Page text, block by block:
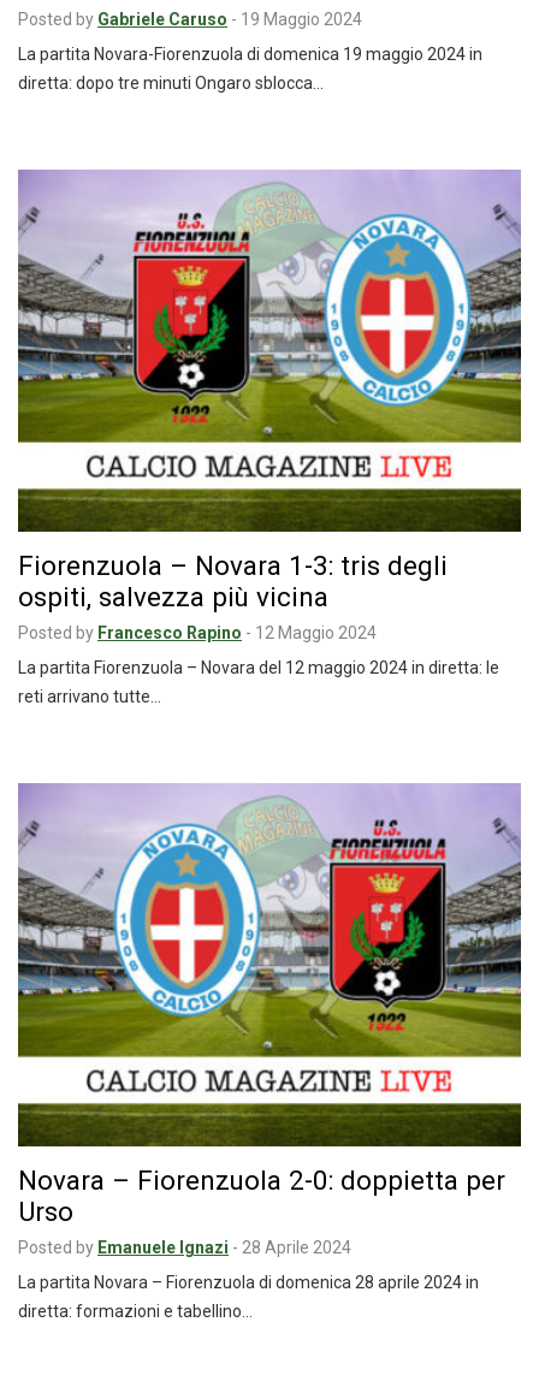
Posted by Gabriele Caruso - 19 Maggio 2024
La partita Novara-Fiorenzuola di domenica 19 maggio 2024 in
diretta: dopo tre minuti Ongaro sblocca…
Fiorenzuola – Novara 1-3: tris degli
ospiti, salvezza più vicina
Posted by Francesco Rapino - 12 Maggio 2024
La partita Fiorenzuola – Novara del 12 maggio 2024 in diretta: le
reti arrivano tutte…
Novara – Fiorenzuola 2-0: doppietta per
Urso
Posted by Emanuele Ignazi - 28 Aprile 2024
La partita Novara – Fiorenzuola di domenica 28 aprile 2024 in
diretta: formazioni e tabellino…